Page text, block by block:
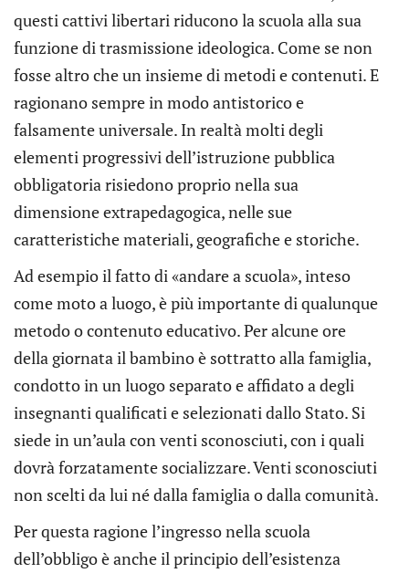
questi cattivi libertari riducono la scuola alla sua
funzione di trasmissione ideologica. Come se non
fosse altro che un insieme di metodi e contenuti. E
ragionano sempre in modo antistorico e
falsamente universale. In realtà molti degli
elementi progressivi dell’istruzione pubblica
obbligatoria risiedono proprio nella sua
dimensione extrapedagogica, nelle sue
caratteristiche materiali, geografiche e storiche.
Ad esempio il fatto di «andare a scuola», inteso
come moto a luogo, è più importante di qualunque
metodo o contenuto educativo. Per alcune ore
della giornata il bambino è sottratto alla famiglia,
condotto in un luogo separato e affidato a degli
insegnanti qualificati e selezionati dallo Stato. Si
siede in un’aula con venti sconosciuti, con i quali
dovrà forzatamente socializzare. Venti sconosciuti
non scelti da lui né dalla famiglia o dalla comunità.
Per questa ragione l’ingresso nella scuola
dell’obbligo è anche il principio dell’esistenza